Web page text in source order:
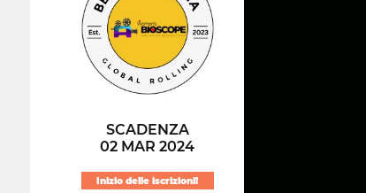
SCADENZA
02 MAR 2024
Inizio delle iscrizioni!